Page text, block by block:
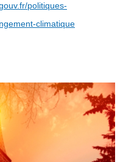
politiques-
climatique